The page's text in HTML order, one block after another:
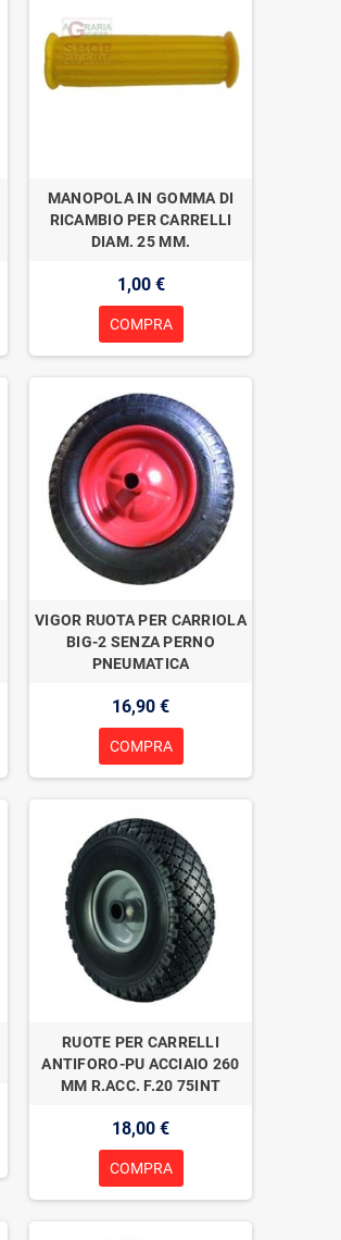
MANOPOLA IN GOMMA DI
RICAMBIO PER CARRELLI
DIAM. 25 MM.
1,00 €
COMPRA
VIGOR RUOTA PER CARRIOLA
BIG-2 SENZA PERNO
PNEUMATICA
16,90 €
COMPRA
RUOTE PER CARRELLI
ANTIFORO-PU ACCIAIO 260
MM R.ACC. F.20 75INT
18,00 €
COMPRA